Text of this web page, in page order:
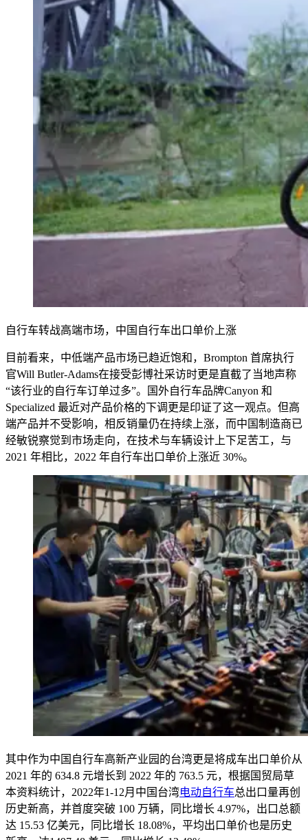
自行车转战高端市场，中国自行车出口单价上涨
目前看来，中低端产品市场已趋近饱和，Brompton 首席执行
官Will Butler-Adams在接受彭博社采访时更是直截了当地声称
“该行业的自行车订单过多”。国外自行车品牌Canyon 和
Specialized 最近对产品价格的下调更是印证了这一观点。但高
端产品并不受影响，相反销量仍在持续上涨，而中国制造商已
经敏锐察觉到市场走向，在技术与车辆设计上下足苦工，与
2021 年相比，2022 年自行车出口单价上涨近 30%。
其中作为中国自行车高新产业园的台湾更是将成车出口单价从
2021 年的 634.8 元增长到 2022 年的 763.5 元，根据国贸局草
本资料统计，2022年1-12月中国台湾电动自行车总出口量再创
历史新高，并首度突破 100 万辆，同比增长 4.97%，出口总额
达 15.53 亿美元，同比增长 18.08%，平均出口单价也是历史